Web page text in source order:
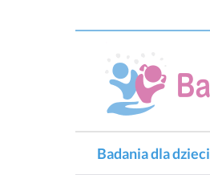
Badania dla dzieci